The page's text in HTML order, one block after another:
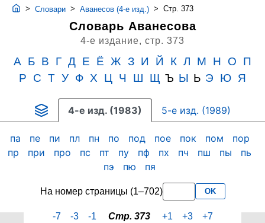
> Словари > Аванесов (4-е изд.) > Стр. 373
Словарь Аванесова
4-е издание, стр. 373
А Б В Г Д Е Ё Ж З И Й К Л М Н О
П
Р
С Т У Ф Х Ц Ч Ш Щ Ъ Ы Ь Э Ю Я
4-е изд. (1983) 5-е изд. (1989)
па пе пи пл пн по под пое пок пом
пор
пр
при про пс пт пу пф пх пч пш пы
пь
пэ
пю пя
На номер страницы (1–702) OK
-7 -3 -1 Стр. 373 +1 +3 +7